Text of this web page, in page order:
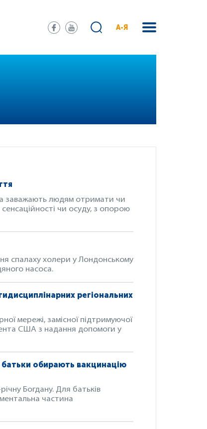
А-Я
заважають людям отримати чи
чи осуду, з опорою
спалаху холери у Лондонському
насоса.
регіональних
мережі, замісної підтримуючої
США з надання допомоги у
обирають вакцинацію
Богдану. Для батьків
частина